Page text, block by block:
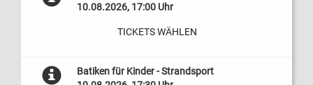
10.08.2026, 17:00 Uhr
TICKETS WÄHLEN
Batiken für Kinder - Strandsport